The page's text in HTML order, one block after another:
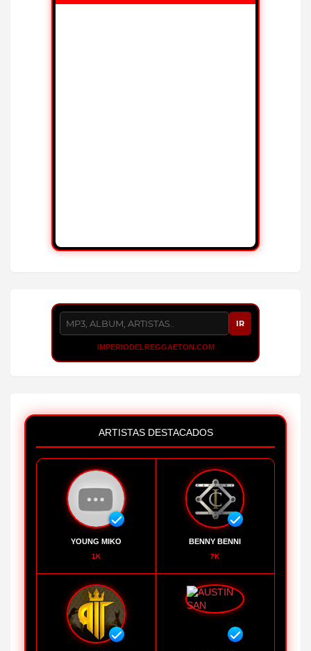
IR
IMPERIODELREGGAETON.COM
ARTISTAS DESTACADOS
YOUNG MIKO
1K
BENNY BENNI
7K